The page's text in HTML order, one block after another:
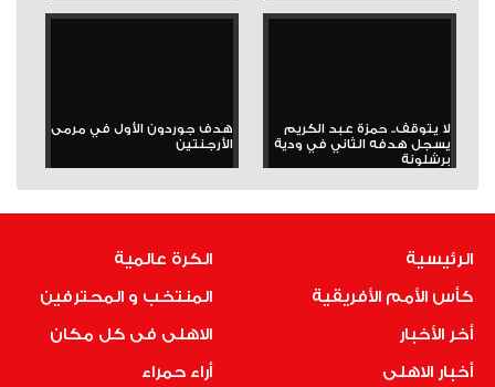
لا يتوقف.. حمزة عبد الكريم
يسجل هدفه الثاني في ودية
برشلونة
هدف جوردون الأول في مرمى
الأرجنتين
الرئيسية
كأس الأمم الأفريقية
أخر الأخبار
أخبار الاهلى
الكرة عالمية
المنتخب و المحترفين
الاهلى فى كل مكان
أراء حمراء